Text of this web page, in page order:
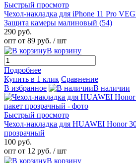
Быстрый просмотр
Чехол-накладка для iPhone 11 Pro
Защита камеры малиновый (54)
290 руб.
опт от 89 руб. / шт
В корзину
Подробнее
Купить в 1 клик Сравнение
В избранное
В наличии
Быстрый просмотр
Чехол-накладка для HUAWEI Honor
прозрачный
100 руб.
опт от 12 руб. / шт
В корзину